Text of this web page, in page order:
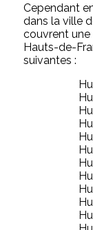
Cependant
dans la ville
couvrent
Hauts-de-
suivantes :